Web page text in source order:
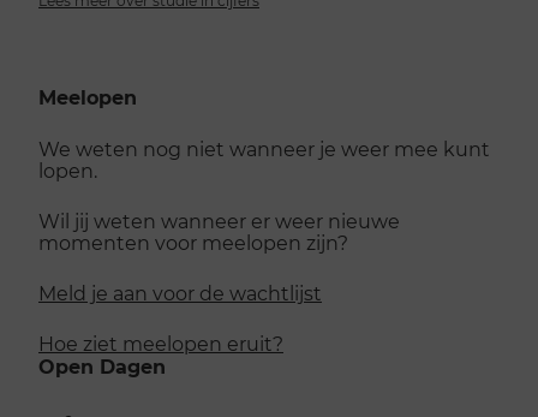
Meelopen
We weten nog niet wanneer je weer mee kunt
lopen.
Wil jij weten wanneer er weer nieuwe
momenten voor meelopen zijn?
Meld je aan voor de wachtlijst
Hoe ziet meelopen eruit?
Open Dagen